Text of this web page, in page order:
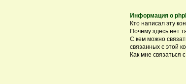
Информация о
Кто написал эту
Почему здесь нет
С кем можно
связанных с этой
Как мне связаться